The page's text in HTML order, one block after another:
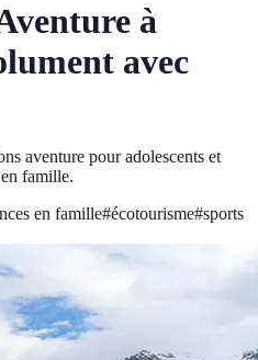
à
avec
aventure pour adolescents et
famille.
en famille#écotourisme#sports